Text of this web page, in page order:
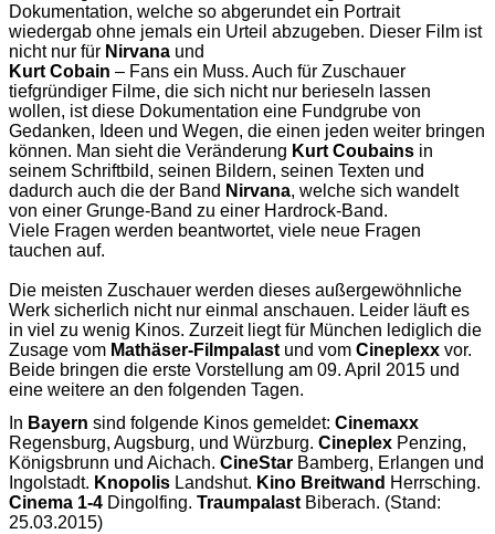
Dokumentation, welche so abgerundet ein Portrait
wiedergab ohne jemals ein Urteil abzugeben. Dieser Film ist
nicht nur für Nirvana und
Kurt Cobain – Fans ein Muss. Auch für Zuschauer
tiefgründiger Filme, die sich nicht nur berieseln lassen
wollen, ist diese Dokumentation eine Fundgrube von
Gedanken, Ideen und Wegen, die einen jeden weiter bringen
können. Man sieht die Veränderung Kurt Coubains in
seinem Schriftbild, seinen Bildern, seinen Texten und
dadurch auch die der Band Nirvana, welche sich wandelt
von einer Grunge-Band zu einer Hardrock-Band.
Viele Fragen werden beantwortet, viele neue Fragen
tauchen auf.
Die meisten Zuschauer werden dieses außergewöhnliche
Werk sicherlich nicht nur einmal anschauen. Leider läuft es
in viel zu wenig Kinos. Zurzeit liegt für München lediglich die
Zusage vom Mathäser-Filmpalast und vom Cineplexx vor.
Beide bringen die erste Vorstellung am 09. April 2015 und
eine weitere an den folgenden Tagen.
In Bayern sind folgende Kinos gemeldet: Cinemaxx
Regensburg, Augsburg, und Würzburg. Cineplex Penzing,
Königsbrunn und Aichach. CineStar Bamberg, Erlangen und
Ingolstadt. Knopolis Landshut. Kino Breitwand Herrsching.
Cinema 1-4 Dingolfing. Traumpalast Biberach. (Stand:
25.03.2015)